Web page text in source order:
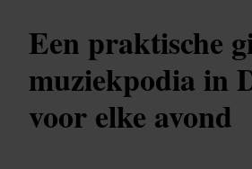
Een praktische
muziekpodia in
voor elke avond